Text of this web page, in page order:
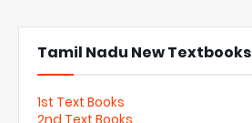
Tamil Nadu New Textbooks
1st Text Books
2nd Text Books